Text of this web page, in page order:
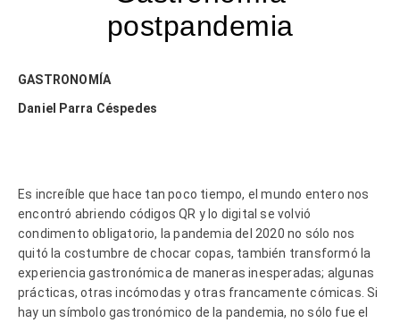
postpandemia
GASTRONOMÍA
Daniel Parra Céspedes
Es increíble que hace tan poco tiempo, el mundo entero nos
encontró abriendo códigos QR y lo digital se volvió
condimento obligatorio, la pandemia del 2020 no sólo nos
quitó la costumbre de chocar copas, también transformó la
experiencia gastronómica de maneras inesperadas; algunas
prácticas, otras incómodas y otras francamente cómicas. Si
hay un símbolo gastronómico de la pandemia, no sólo fue el